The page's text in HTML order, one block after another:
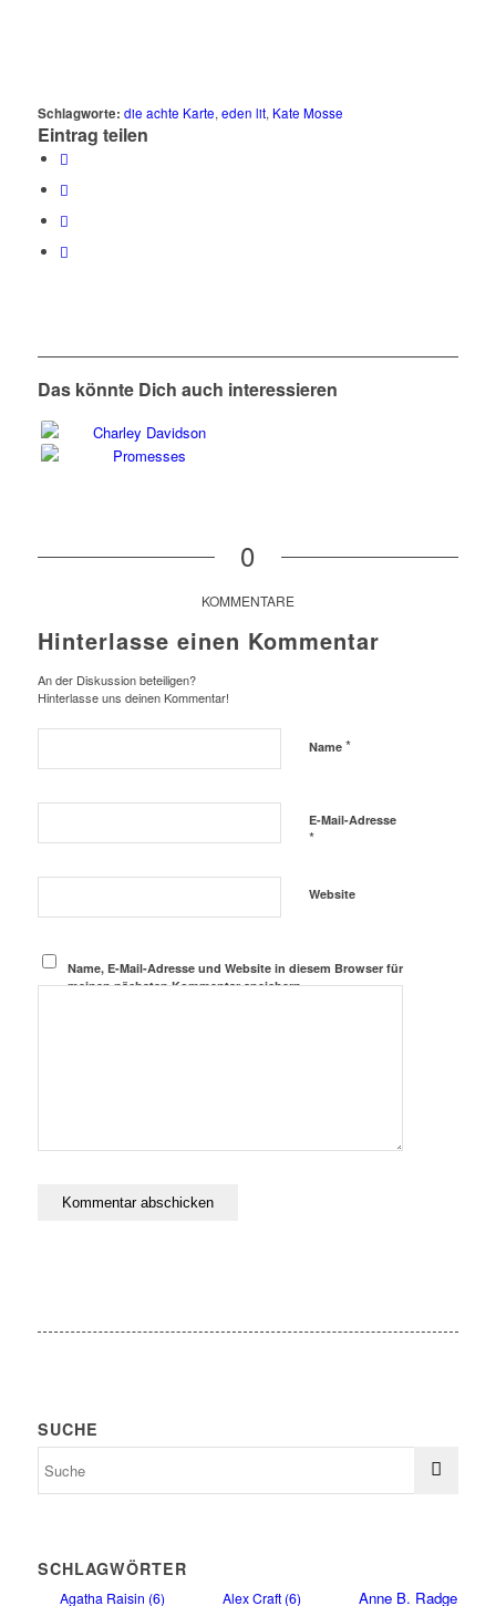
Schlagworte: die achte Karte, eden lit, Kate Mosse
Eintrag teilen
Das könnte Dich auch interessieren
0
KOMMENTARE
Hinterlasse einen Kommentar
An der Diskussion beteiligen?
Hinterlasse uns deinen Kommentar!
Name *
E-Mail-Adresse
*
Website
Name, E-Mail-Adresse und Website in diesem Browser für
meinen nächsten Kommentar speichern.
SUCHE
SCHLAGWÖRTER
Agatha Raisin (6) Alex Craft(6) Anne B. Radge